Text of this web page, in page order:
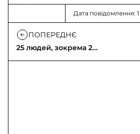
Дата повідомлення:
ПОПЕРЕДНЄ
25 людей, зокрема 2
дітей, отримали